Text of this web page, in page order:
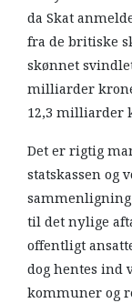
da Skat
fra de britiske
skønnet
milliarder
12,3 milliarder
Det er rigtig
statskassen og
til det nylige
offentligt
dog hentes ind
kommuner og